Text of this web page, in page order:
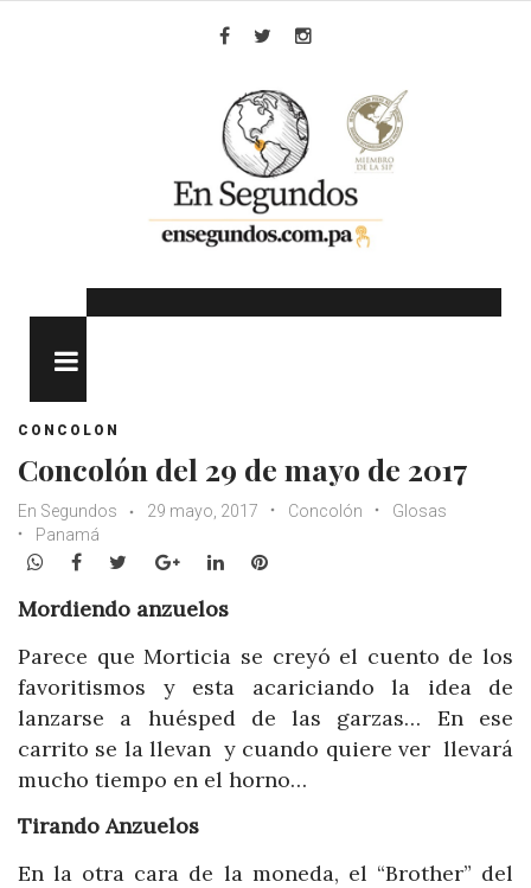
CONCOLON
Concolón del 29 de mayo de 2017
En Segundos 29 mayo, 2017 Concolón
Glosas
Panamá
WhatsApp
Facebook
TwitterGoogle+LinkedInPinterest
Mordiendo anzuelos
Parece que Morticia se creyó el cuento de los
favoritismos y esta acariciando la idea de
lanzarse a huésped de las garzas… En ese
carrito se la llevan y cuando quiere ver llevará
mucho tiempo en el horno…
Tirando Anzuelos
En la otra cara de la moneda, el “Brother” del